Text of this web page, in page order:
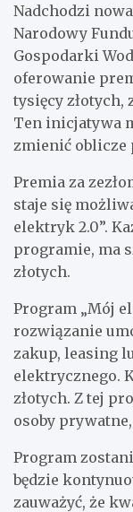
Nadchodzi
Narodowy
Gospodarki
oferowanie
tysięcy złotych,
Ten inicjatywa
zmienić oblicze
Premia za
staje się
elektryk 2.0”.
programie, ma
złotych.
Program „Mój
rozwiązanie
zakup, leasing
elektrycznego.
złotych. Z tej
osoby
Program
będzie
zauważyć, że